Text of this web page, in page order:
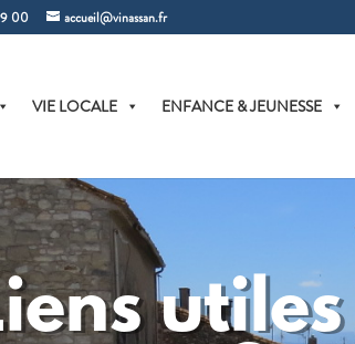
00 accueil@vinassan.fr
VIE LOCALE ENFANCE & JEUNESSE